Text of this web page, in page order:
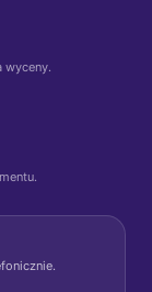
wyceny.